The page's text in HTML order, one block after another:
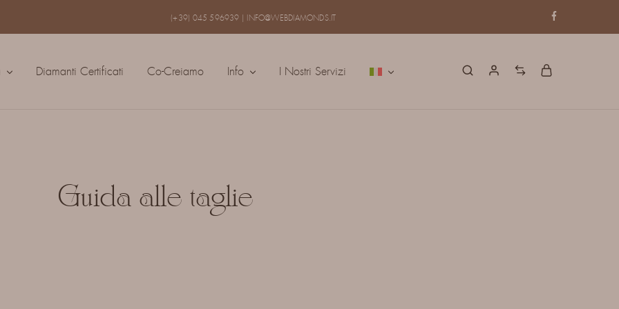
(+39) 045 596939 INFO@WEBDIAMONDS.IT
Diamanti Certificati Co-Creiamo Info I Nostri Servizi
Guida alle taglie